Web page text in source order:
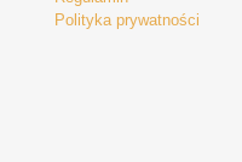
Polityka prywatności